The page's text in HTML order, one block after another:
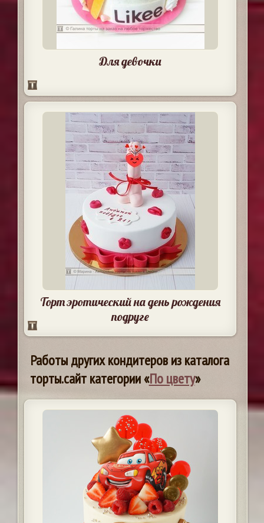
Для девочки
Торт эротический на день рождения
подруге
Работы других кондитеров из каталога
торты.сайт категории «По цвету»